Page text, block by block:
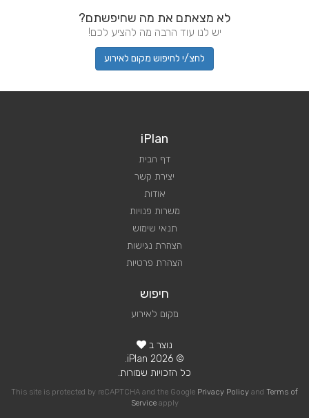
לא מצאתם את מה שחיפשתם?
יש לנו עוד הרבה מה להציע לכם!
לחצ/י לחיפוש מקום לאירוע
iPlan
דף הבית
יצירת קשר
אודות
משרות פנויות
תנאי שימוש
הצהרת נגישות
הצהרת פרטיות
חיפוש
מקום לאירוע
נוצר ב
© 2026 iPlan.
כל הזכויות שמורות.
This site is protected by reCAPTCHA and the Google Privacy Policy and Terms of
Serviceapply